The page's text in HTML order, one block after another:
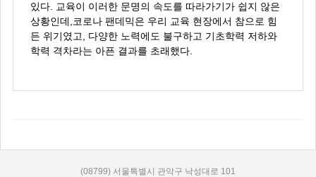
있다. 교육이 이러한 문명의 속도를 따라가기가 쉽지 않은
상황인데,코로나 팬데믹은 우리 교육 현장에서 참으로 힘
든 위기였고, 다양한 노력에도 불구하고 기초학력 저하와
학력 격차라는 아픈 결과를 초래했다.
(08799) 서울특별시 관악구 낙성대로 101